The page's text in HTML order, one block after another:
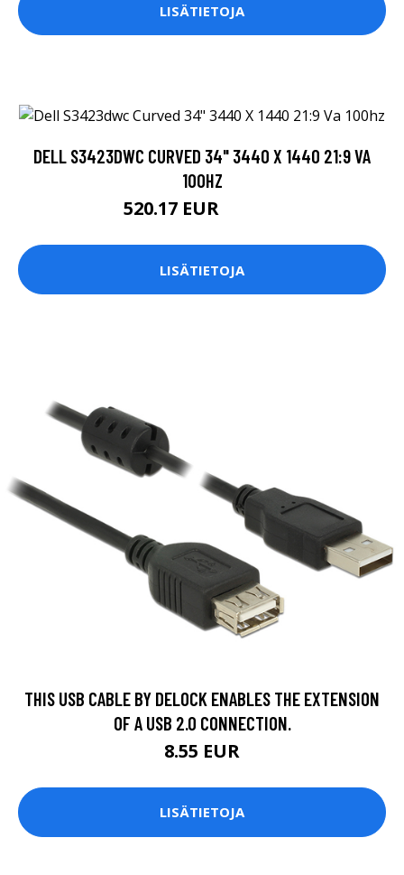
LISÄTIETOJA
DELL S3423DWC CURVED 34" 3440 X 1440 21:9 VA
100HZ
520.17 EUR
LISÄTIETOJA
THIS USB CABLE BY DELOCK ENABLES THE EXTENSION
OF A USB 2.0 CONNECTION.
8.55 EUR
LISÄTIETOJA